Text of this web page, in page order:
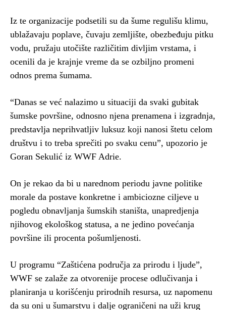
Iz te organizacije podsetili su da šume regulišu klimu,
ublažavaju poplave, čuvaju zemljište, obezbeđuju pitku
vodu, pružaju utočište različitim divljim vrstama, i
ocenili da je krajnje vreme da se ozbiljno promeni
odnos prema šumama.
“Danas se već nalazimo u situaciji da svaki gubitak
šumske površine, odnosno njena prenamena i izgradnja,
predstavlja neprihvatljiv luksuz koji nanosi štetu celom
društvu i to treba sprečiti po svaku cenu”, upozorio je
Goran Sekulić iz WWF Adrie.
On je rekao da bi u narednom periodu javne politike
morale da postave konkretne i ambiciozne ciljeve u
pogledu obnavljanja šumskih staništa, unapredjenja
njihovog ekološkog statusa, a ne jedino povećanja
površine ili procenta pošumljenosti.
U programu “Zaštićena područja za prirodu i ljude”,
WWF se zalaže za otvorenije procese odlučivanja i
planiranja u korišćenju prirodnih resursa, uz napomenu
da su oni u šumarstvu i dalje ograničeni na uži krug